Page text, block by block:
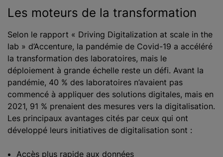
Les moteurs de la transformation
Selon le rapport « Driving Digitalization at scale in the
lab » d’Accenture, la pandémie de Covid-19 a accéléré
la transformation des laboratoires, mais le
déploiement à grande échelle reste un défi. Avant la
pandémie, 40 % des laboratoires n’avaient pas
commencé à appliquer des solutions digitales, mais en
2021, 91 % prenaient des mesures vers la digitalisation.
Les principaux avantages cités par ceux qui ont
développé leurs initiatives de digitalisation sont :
Accès plus rapide aux données